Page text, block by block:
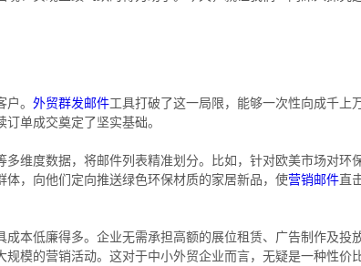
。 外贸群发邮件工具打破了这一局限，能够一次性向成千上
单成交奠定了坚实基础。
维度数据，将邮件列表精准划分。比如，针对欧美市场对环
，向他们定向推送绿色环保材质的家居新品，使营销邮件直
成本低廉得多。企业无需承担高额的展位租赁、广告制作及投
模的营销活动。这对于中小外贸企业而言，无疑是一种性价